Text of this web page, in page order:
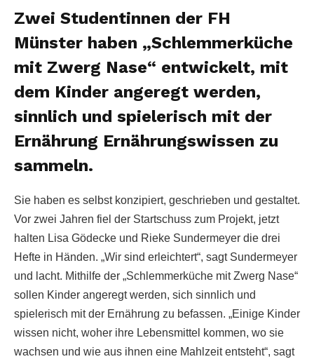
Zwei Studentinnen der FH
Münster haben „Schlemmerküche
mit Zwerg Nase“ entwickelt, mit
dem Kinder angeregt werden,
sinnlich und spielerisch mit der
Ernährung Ernährungswissen zu
sammeln.
Sie haben es selbst konzipiert, geschrieben und gestaltet.
Vor zwei Jahren fiel der Startschuss zum Projekt, jetzt
halten Lisa Gödecke und Rieke Sundermeyer die drei
Hefte in Händen. „Wir sind erleichtert“, sagt Sundermeyer
und lacht. Mithilfe der „Schlemmerküche mit Zwerg Nase“
sollen Kinder angeregt werden, sich sinnlich und
spielerisch mit der Ernährung zu befassen. „Einige Kinder
wissen nicht, woher ihre Lebensmittel kommen, wo sie
wachsen und wie aus ihnen eine Mahlzeit entsteht“, sagt